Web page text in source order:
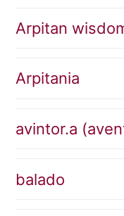
Arpitan
Arpitania
avintor.a
balado